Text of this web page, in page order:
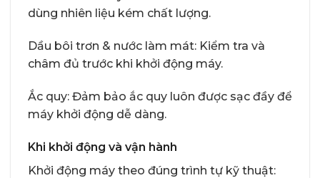
dùng nhiên liệu kém chất lượng.
Dầu bôi trơn & nước làm mát: Kiểm tra và
châm đủ trước khi khởi động máy.
Ắc quy: Đảm bảo ắc quy luôn được sạc đầy để
máy khởi động dễ dàng.
Khi khởi động và vận hành
Khởi động máy theo đúng trình tự kỹ thuật: